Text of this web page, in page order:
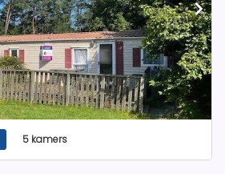
5 kamers